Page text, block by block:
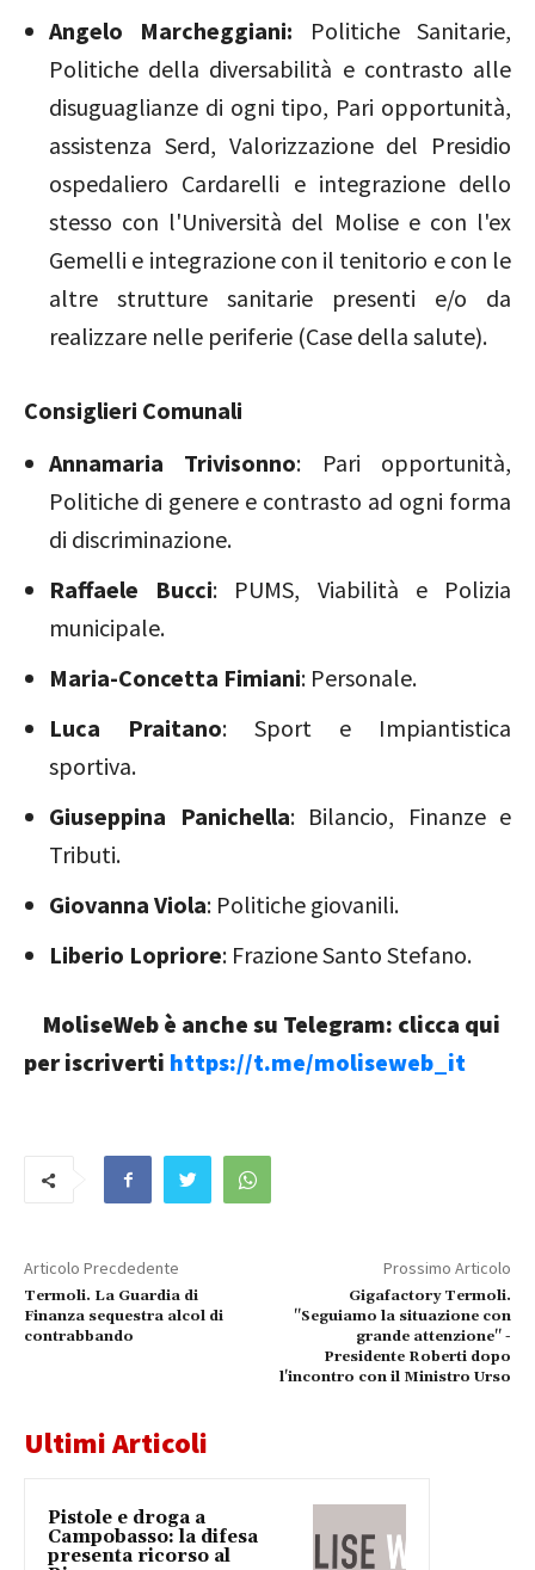
Angelo Marcheggiani: Politiche Sanitarie,
Politiche della diversabilità e contrasto alle
disuguaglianze di ogni tipo, Pari opportunità,
assistenza Serd, Valorizzazione del Presidio
ospedaliero Cardarelli e integrazione dello
stesso con l'Università del Molise e con l'ex
Gemelli e integrazione con il tenitorio e con le
altre strutture sanitarie presenti e/o da
realizzare nelle periferie (Case della salute).
Consiglieri Comunali
Annamaria Trivisonno: Pari opportunità,
Politiche di genere e contrasto ad ogni forma
di discriminazione.
Raffaele Bucci: PUMS, Viabilità e Polizia
municipale.
Maria-Concetta Fimiani: Personale.
Luca Praitano: Sport e Impiantistica
sportiva.
Giuseppina Panichella: Bilancio, Finanze e
Tributi.
Giovanna Viola: Politiche giovanili.
Liberio Lopriore: Frazione Santo Stefano.
MoliseWeb è anche su Telegram: clicca qui
per iscriverti https://t.me/moliseweb_it
Articolo Precdedente
Termoli. La Guardia di
Finanza sequestra alcol di
contrabbando
Prossimo Articolo
Gigafactory Termoli.
"Seguiamo la situazione con
grande attenzione" -
Presidente Roberti dopo
l'incontro con il Ministro Urso
Ultimi Articoli
Pistole e droga a
Campobasso: la difesa
presenta ricorso al